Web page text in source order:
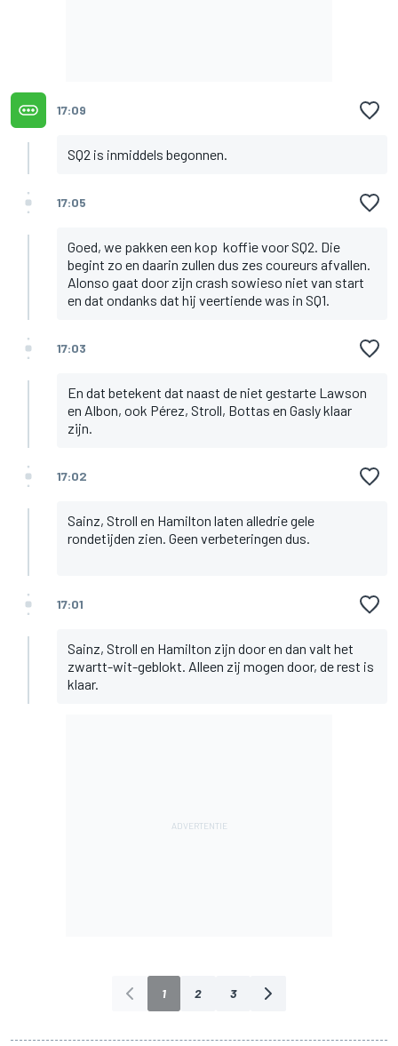
17:09
SQ2 is inmiddels begonnen.
17:05
Goed, we pakken een kop koffie voor SQ2. Die
begint zo en daarin zullen dus zes coureurs afvallen.
Alonso gaat door zijn crash sowieso niet van start
en dat ondanks dat hij veertiende was in SQ1.
17:03
En dat betekent dat naast de niet gestarte Lawson
en Albon, ook Pérez, Stroll, Bottas en Gasly klaar
zijn.
17:02
Sainz, Stroll en Hamilton laten alledrie gele
rondetijden zien. Geen verbeteringen dus.
17:01
Sainz, Stroll en Hamilton zijn door en dan valt het
zwartt-wit-geblokt. Alleen zij mogen door, de rest is
klaar.
1 2 3